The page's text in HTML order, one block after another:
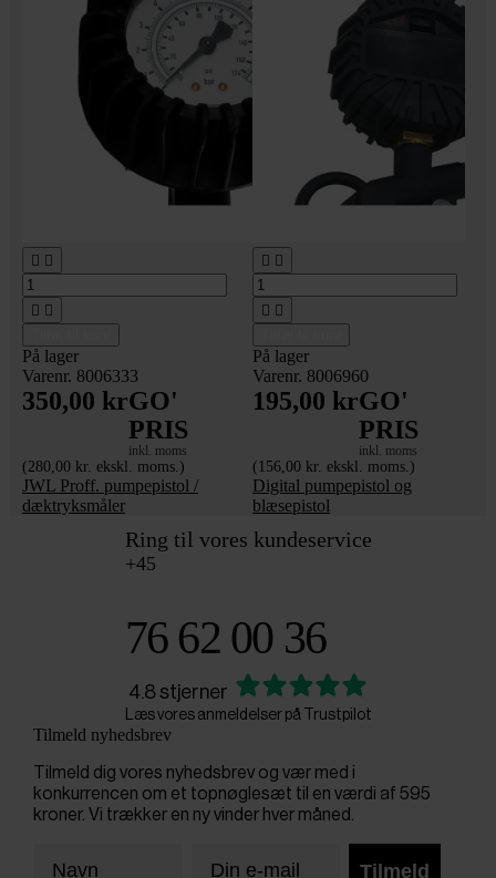
 
 
På lager
Varenr. 8006333
350,00 krGO'
PRIS
inkl. moms
(280,00 kr. ekskl. moms.)
JWL Proff. pumpepistol /
dæktryksmåler
 
 
På lager
Varenr. 8006960
195,00 krGO'
PRIS
inkl. moms
(156,00 kr. ekskl. moms.)
Digital pumpepistol og
blæsepistol
Ring til vores kundeservice
+45
76 62 00 36
4.8 stjerner
Læs vores anmeldelser på Trustpilot
Tilmeld nyhedsbrev
Tilmeld dig vores nyhedsbrev og vær med i
konkurrencen om et topnøglesæt til en værdi af 595
kroner. Vi trækker en ny vinder hver måned.
Tilmeld